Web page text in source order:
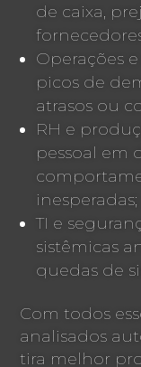
de caixa,
Operações
picos de
atrasos ou
RH e
pessoal em
inesperadas;
TI e
sistêmicas
quedas de
Com todos
analisados
tira melhor